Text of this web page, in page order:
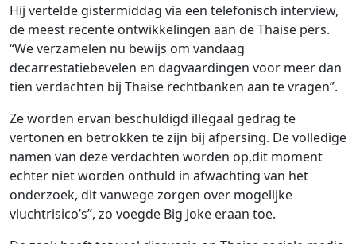
Hij vertelde gistermiddag via een telefonisch interview,
de meest recente ontwikkelingen aan de Thaise pers.
“We verzamelen nu bewijs om vandaag
decarrestatiebevelen en dagvaardingen voor meer dan
tien verdachten bij Thaise rechtbanken aan te vragen”.
Ze worden ervan beschuldigd illegaal gedrag te
vertonen en betrokken te zijn bij afpersing. De volledige
namen van deze verdachten worden op,dit moment
echter niet worden onthuld in afwachting van het
onderzoek, dit vanwege zorgen over mogelijke
vluchtrisico’s”, zo voegde Big Joke eraan toe.